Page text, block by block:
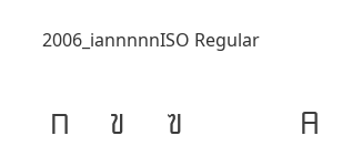
2006_iannnnnISO Regular
ก ข
ฃ
A